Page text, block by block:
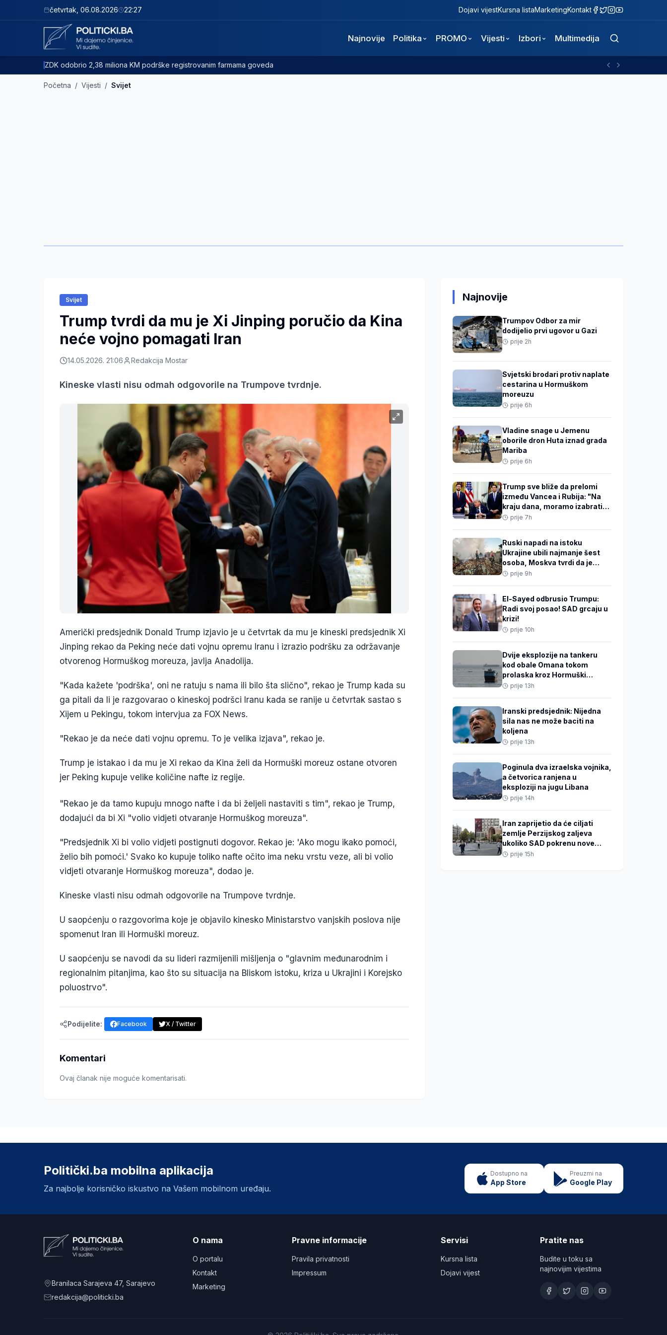
četvrtak 06.08.2026 22:27 Dojavi vijestKursna listaMarketingKontakt
Najnovije Politika PROMO Vijesti Izbori Multimedija
ZDK odobrio 2,38 miliona KM podrške registrovanim farmama goveda
Početna / Vijesti / Svijet
Svijet
Trump tvrdi da mu je Xi Jinping poručio da Kina
neće vojno pomagati Iran
14.05.2026. 21:06 Redakcija Mostar
Kineske vlasti nisu odmah odgovorile na Trumpove tvrdnje.
Američki predsjednik Donald Trump izjavio je u četvrtak da mu je kineski predsjednik Xi
Jinping rekao da Peking neće dati vojnu opremu Iranu i izrazio podršku za održavanje
otvorenog Hormuškog moreuza, javlja Anadolija.
"Kada kažete 'podrška', oni ne ratuju s nama ili bilo šta slično", rekao je Trump kada su
ga pitali da li je razgovarao o kineskoj podršci Iranu kada se ranije u četvrtak sastao s
Xijem u Pekingu, tokom intervjua za FOX News.
"Rekao je da neće dati vojnu opremu. To je velika izjava", rekao je.
Trump je istakao i da mu je Xi rekao da Kina želi da Hormuški moreuz ostane otvoren
jer Peking kupuje velike količine nafte iz regije.
"Rekao je da tamo kupuju mnogo nafte i da bi željeli nastaviti s tim", rekao je Trump,
dodajući da bi Xi "volio vidjeti otvaranje Hormuškog moreuza".
"Predsjednik Xi bi volio vidjeti postignuti dogovor. Rekao je: 'Ako mogu ikako pomoći,
želio bih pomoći.' Svako ko kupuje toliko nafte očito ima neku vrstu veze, ali bi volio
vidjeti otvaranje Hormuškog moreuza", dodao je.
Kineske vlasti nisu odmah odgovorile na Trumpove tvrdnje.
U saopćenju o razgovorima koje je objavilo kinesko Ministarstvo vanjskih poslova nije
spomenut Iran ili Hormuški moreuz.
U saopćenju se navodi da su lideri razmijenili mišljenja o "glavnim međunarodnim i
regionalnim pitanjima, kao što su situacija na Bliskom istoku, kriza u Ukrajini i Korejsko
poluostrvo".
Podijelite: Facebook X / Twitter
Komentari
Ovaj članak nije moguće komentarisati.
Najnovije
Trumpov Odbor za mir
dodijelio prvi ugovor u Gazi
prije 2h
Svjetski brodari protiv naplate
cestarina u Hormuškom
moreuzu
prije 6h
Vladine snage u Jemenu
oborile dron Huta iznad grada
Mariba
prije 6h
Trump sve bliže da prelomi
između Vancea i Rubija: "Na
kraju dana, moramo izabrati
JD-ja"
prije 7h
Ruski napadi na istoku
Ukrajine ubili najmanje šest
osoba, Moskva tvrdi da je
oborila 605 ukrajinskih
prije 9h
El-Sayed odbrusio Trumpu:
Radi svoj posao! SAD grcaju u
krizi!
prije 10h
Dvije eksplozije na tankeru
kod obale Omana tokom
prolaska kroz Hormuški
moreuz
prije 13h
Iranski predsjednik: Nijedna
sila nas ne može baciti na
koljena
prije 13h
Poginula dva izraelska vojnika,
a četvorica ranjena u
eksploziji na jugu Libana
prije 14h
Iran zaprijetio da će ciljati
zemlje Perzijskog zaljeva
ukoliko SAD pokrenu nove
napade
prije 15h
Politički.ba mobilna aplikacija
Za najbolje korisničko iskustvo na Vašem mobilnom uređaju.
Dostupno na
App Store
Preuzmi na
Google Play
Branilaca Sarajeva 47, Sarajevo
redakcija@politicki.ba
O nama
O portalu
Kontakt
Marketing
Pravne informacije
Pravila privatnosti
Impressum
Servisi
Kursna lista
Dojavi vijest
Pratite nas
Budite u toku sa
najnovijim vijestima